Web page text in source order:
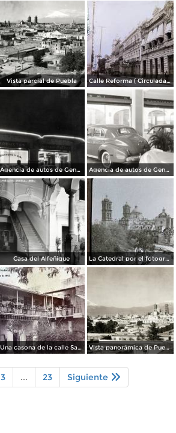
Vista parcial de Puebla Calle Reforma ( Circulada el 15 de Marzo de 1933 ).
Agencia de autos de General Motors Agencia de autos de General Motors
Casa del Alfeñique La Catedral por el fotografo William H. Rau.
Una casona de la calle Santa Ines # 5 ( Fechada el 5 de Mayo de 1892 ). Vista panorámica de Puebla, con volcanes Popocatépetl (izq.) e Iztaccíhuatl (der.)
3 ... 23 Siguiente